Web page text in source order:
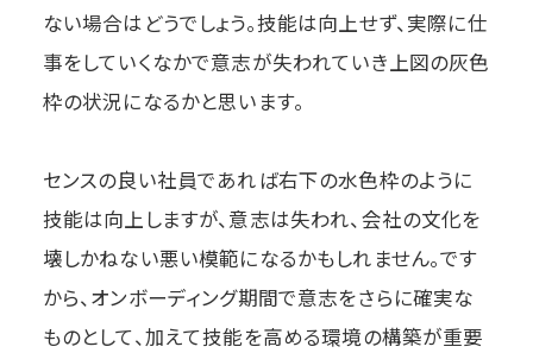
ない場合はどうでしょう。技能は向上せず、実際に仕
事をしていくなかで意志が失われていき上図の灰色
枠の状況になるかと思います。
センスの良い社員であれば右下の水色枠のように
技能は向上しますが、意志は失われ、会社の文化を
壊しかねない悪い模範になるかもしれません。です
から、オンボーディング期間で意志をさらに確実な
ものとして、加えて技能を高める環境の構築が重要